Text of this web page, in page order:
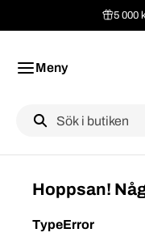
5 000
Meny
Label
Hoppsan!
TypeError